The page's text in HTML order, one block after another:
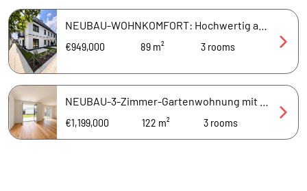
€949,000
89 m² 3 rooms
€1,199,000
122 m² 3 rooms